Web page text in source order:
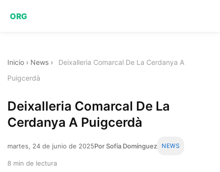
ORG
Inicio › News ›
Deixalleria Comarcal De La Cerdanya A
Puigcerdà
Deixalleria Comarcal De La
Cerdanya A Puigcerdà
martes, 24 de junio de 2025Por Sofía Domínguez NEWS
8 min de lectura